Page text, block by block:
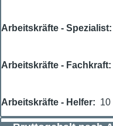
Arbeitskräfte - Spezialist
Arbeitskräfte - Fachkraft
Arbeitskräfte - Helfer 10